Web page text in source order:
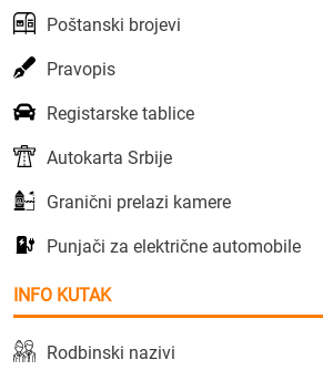
Poštanski brojevi
Pravopis
Registarske tablice
Autokarta Srbije
Granični prelazi kamere
Punjači za električne automobile
INFO KUTAK
Rodbinski nazivi